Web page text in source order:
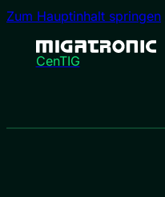
Zum Hauptinhalt springen
CenTIG